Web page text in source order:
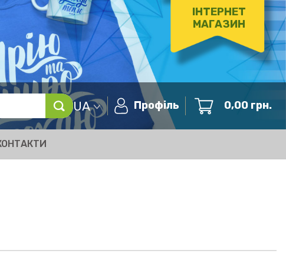
ІНТЕРНЕТ
МАГАЗИН
UA Профіль 0,00 грн.